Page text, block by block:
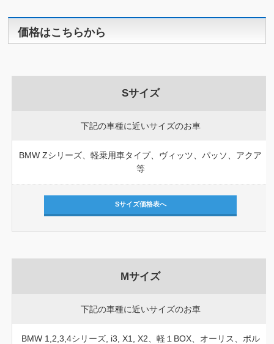
価格はこちらから
Sサイズ
下記の車種に近いサイズのお車
BMW Zシリーズ、軽乗用車タイプ、ヴィッツ、パッソ、アクア
等
Sサイズ価格表へ
Mサイズ
下記の車種に近いサイズのお車
BMW 1,2,3,4シリーズ, i3, X1, X2、軽１BOX、オーリス、ポル